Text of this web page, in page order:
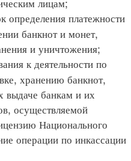
определения платежности
банкнот и монет,
и уничтожения;
к деятельности по
хранению банкнот,
выдаче банкам и их
осуществляемой
Национального
операции по инкассации